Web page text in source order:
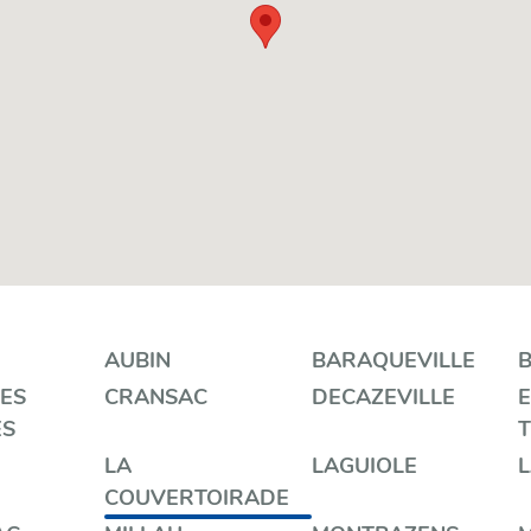
AUBIN BARAQUEVILLE
CRANSAC DECAZEVILLE
LA
COUVERTOIRADE
LAGUIOLE